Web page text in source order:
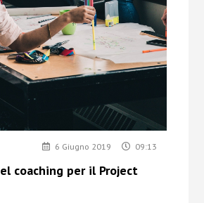
6 Giugno 2019 09:13
coaching per il Project